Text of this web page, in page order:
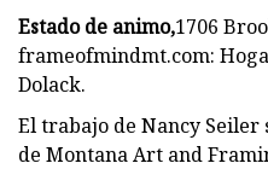
Estado de animo,1706
frameofmindmt.com:
Dolack.
El trabajo de Nancy Seiler
de Montana Art and